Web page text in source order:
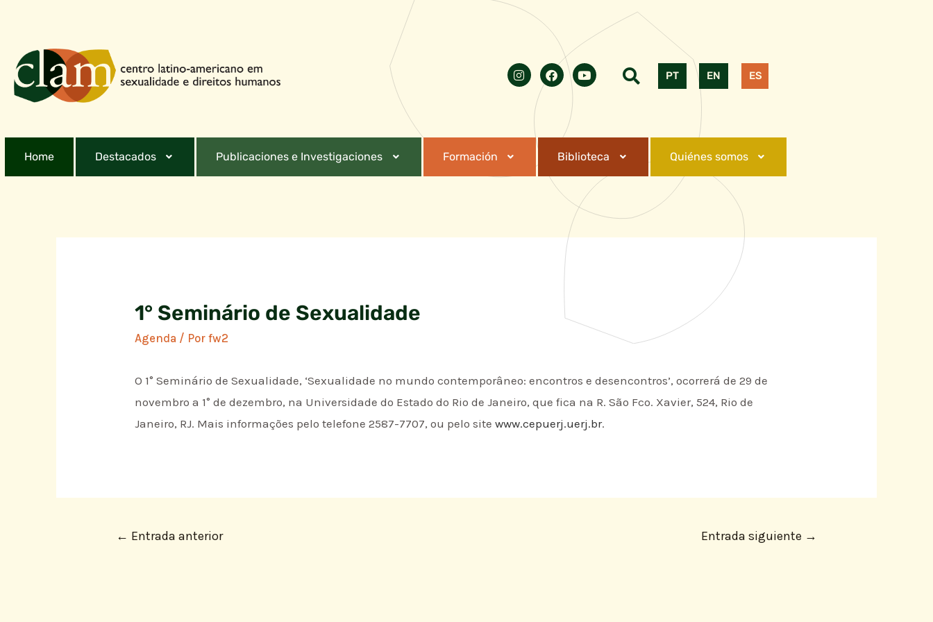
PT EN ES
Home Destacados Publicaciones e Investigaciones Formación Biblioteca Quiénes somos
1° Seminário de Sexualidade
Agenda / Porfw2
O 1° Seminário de Sexualidade, ‘Sexualidade no mundo contemporâneo: encontros e desencontros’, ocorrerá de 29 de
novembro a 1° de dezembro, na Universidade do Estado do Rio de Janeiro, que fica na R. São Fco. Xavier, 524, Rio de
Janeiro, RJ. Mais informações pelo telefone 2587-7707, ou pelo sitewww.cepuerj.uerj.br.
← Entrada anterior Entrada siguiente →